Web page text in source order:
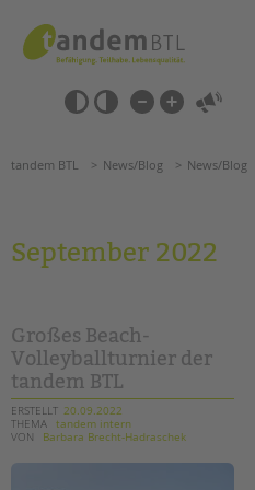
springen
Barrierefrei-
Einstellungen
überspringen
überspringen
Grundschulen
Förderzentren
Kollegs
EFöB
Schulbezogene Sozialarbeit
Tagesgruppen
tandem BTL News/Blog News/Blog
September 2022
Großes Beach-
Volleyballturnier der
tandem BTL
ERSTELLT 20.09.2022
THEMA tandem intern
VON
Barbara Brecht-Hadraschek